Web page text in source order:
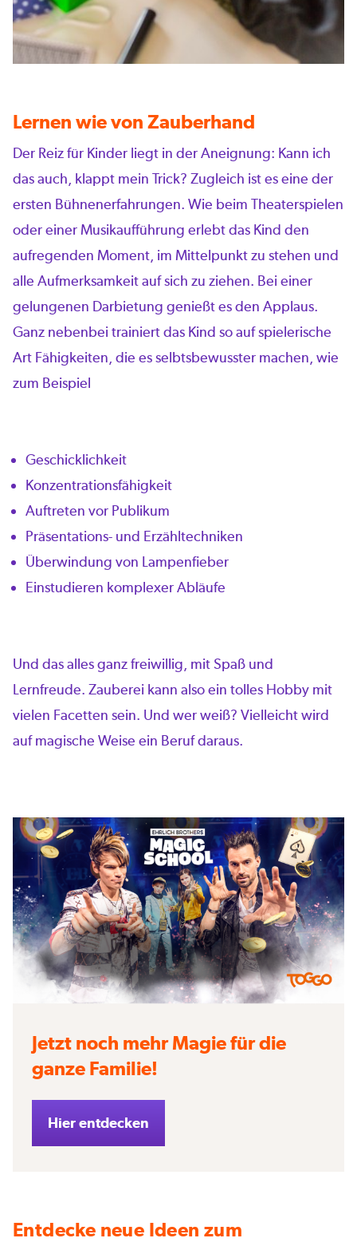
Lernen wie von Zauberhand
Der Reiz für Kinder liegt in der Aneignung: Kann ich
das auch, klappt mein Trick? Zugleich ist es eine der
ersten Bühnenerfahrungen. Wie beim Theaterspielen
oder einer Musikaufführung erlebt das Kind den
aufregenden Moment, im Mittelpunkt zu stehen und
alle Aufmerksamkeit auf sich zu ziehen. Bei einer
gelungenen Darbietung genießt es den Applaus.
Ganz nebenbei trainiert das Kind so auf spielerische
Art Fähigkeiten, die es selbtsbewusster machen, wie
zum Beispiel
Geschicklichkeit
Konzentrationsfähigkeit
Auftreten vor Publikum
Präsentations- und Erzähltechniken
Überwindung von Lampenfieber
Einstudieren komplexer Abläufe
Und das alles ganz freiwillig, mit Spaß und
Lernfreude. Zauberei kann also ein tolles Hobby mit
vielen Facetten sein. Und wer weiß? Vielleicht wird
auf magische Weise ein Beruf daraus.
Jetzt noch mehr Magie für die
ganze Familie!
Hier entdecken
Entdecke neue Ideen zum